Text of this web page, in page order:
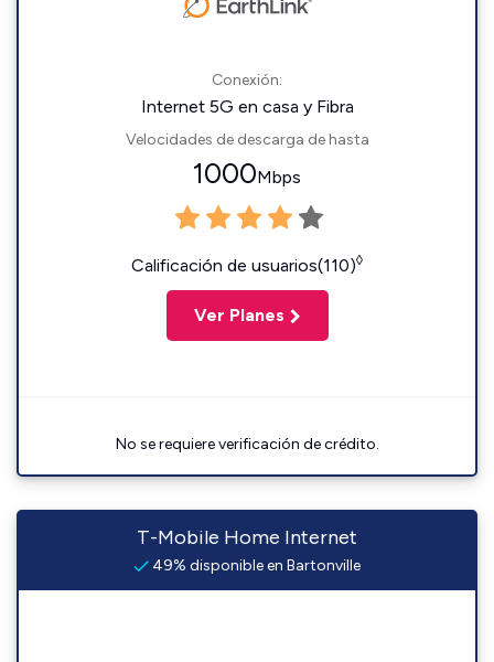
Conexión:
Internet 5G en casa y Fibra
Velocidades de descarga de hasta
1000Mbps
Calificación de usuarios(110)◊
Ver Planes
No se requiere verificación de crédito.
T-Mobile Home Internet
49% disponible en Bartonville